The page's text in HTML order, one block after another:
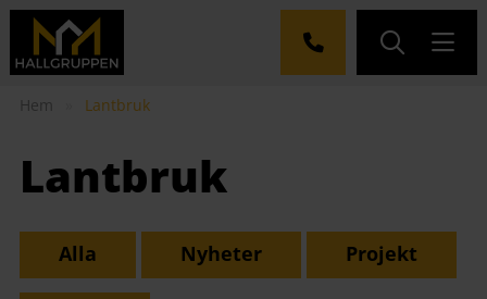
Hem Lantbruk
Lantbruk
Alla Nyheter Projekt